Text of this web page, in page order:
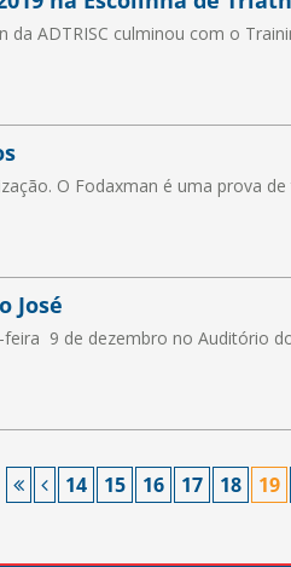
da ADTRISC culminou com o
O Fodaxman é uma prova
José
9 de dezembro no Auditório
14 15 16 17 18 19